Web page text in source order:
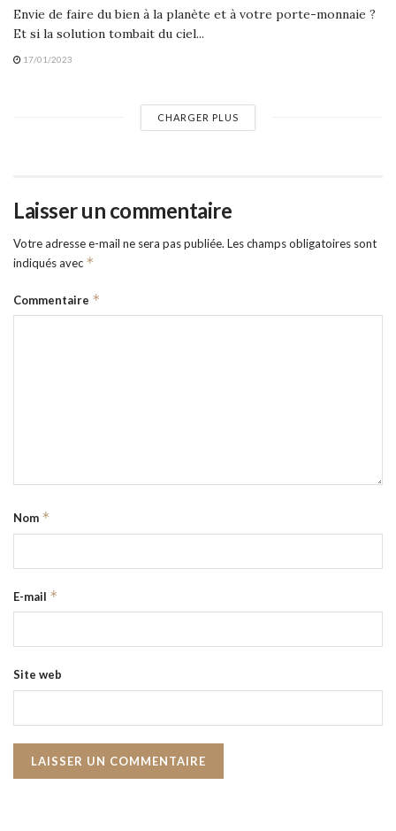
Envie de faire du bien à la planète et à votre porte-monnaie ?
Et si la solution tombait du ciel...
17/01/2023
CHARGER PLUS
Laisser un commentaire
Votre adresse e-mail ne sera pas publiée. Les champs obligatoires sont
indiqués avec *
Commentaire *
Nom *
E-mail *
Site web